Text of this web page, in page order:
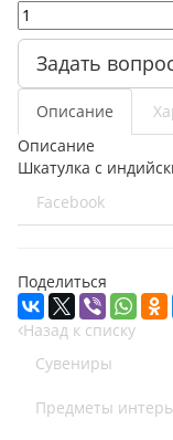
Задать
Описание
Описание
Шкатулка с
Facebook
Поделиться
Назад к списку
Сувениры
Предметы